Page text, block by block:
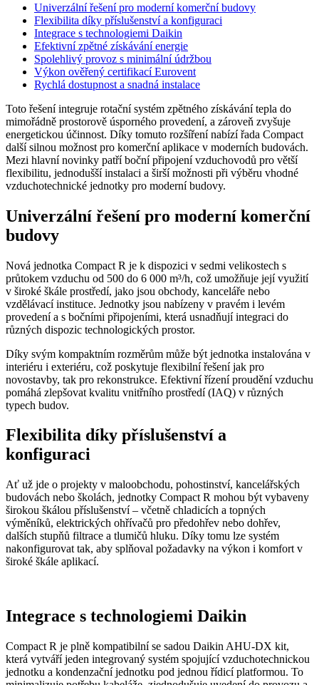
Univerzální řešení pro moderní komerční budovy
Flexibilita díky příslušenství a konfiguraci
Integrace s technologiemi Daikin
Efektivní zpětné získávání energie
Spolehlivý provoz s minimální údržbou
Výkon ověřený certifikací Eurovent
Rychlá dostupnost a snadná instalace
Toto řešení integruje rotační systém zpětného získávání tepla do
mimořádně prostorově úsporného provedení, a zároveň zvyšuje
energetickou účinnost. Díky tomuto rozšíření nabízí řada Compact
další silnou možnost pro komerční aplikace v moderních budovách.
Mezi hlavní novinky patří boční připojení vzduchovodů pro větší
flexibilitu, jednodušší instalaci a širší možnosti při výběru vhodné
vzduchotechnické jednotky pro moderní budovy.
Univerzální řešení pro moderní komerční
budovy
Nová jednotka Compact R je k dispozici v sedmi velikostech s
průtokem vzduchu od 500 do 6 000 m³/h, což umožňuje její využití
v široké škále prostředí, jako jsou obchody, kanceláře nebo
vzdělávací instituce. Jednotky jsou nabízeny v pravém i levém
provedení a s bočními připojeními, která usnadňují integraci do
různých dispozic technologických prostor.
Díky svým kompaktním rozměrům může být jednotka instalována v
interiéru i exteriéru, což poskytuje flexibilní řešení jak pro
novostavby, tak pro rekonstrukce. Efektivní řízení proudění vzduchu
pomáhá zlepšovat kvalitu vnitřního prostředí (IAQ) v různých
typech budov.
Flexibilita díky příslušenství a
konfiguraci
Ať už jde o projekty v maloobchodu, pohostinství, kancelářských
budovách nebo školách, jednotky Compact R mohou být vybaveny
širokou škálou příslušenství – včetně chladicích a topných
výměníků, elektrických ohřívačů pro předohřev nebo dohřev,
dalších stupňů filtrace a tlumičů hluku. Díky tomu lze systém
nakonfigurovat tak, aby splňoval požadavky na výkon i komfort v
široké škále aplikací.
Integrace s technologiemi Daikin
Compact R je plně kompatibilní se sadou Daikin AHU‑DX kit,
která vytváří jeden integrovaný systém spojující vzduchotechnickou
jednotku a kondenzační jednotku pod jednou řídicí platformou. To